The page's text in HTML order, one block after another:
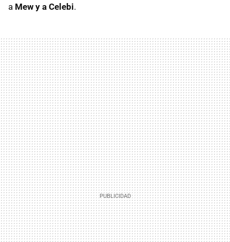
a Mew y a Celebi.